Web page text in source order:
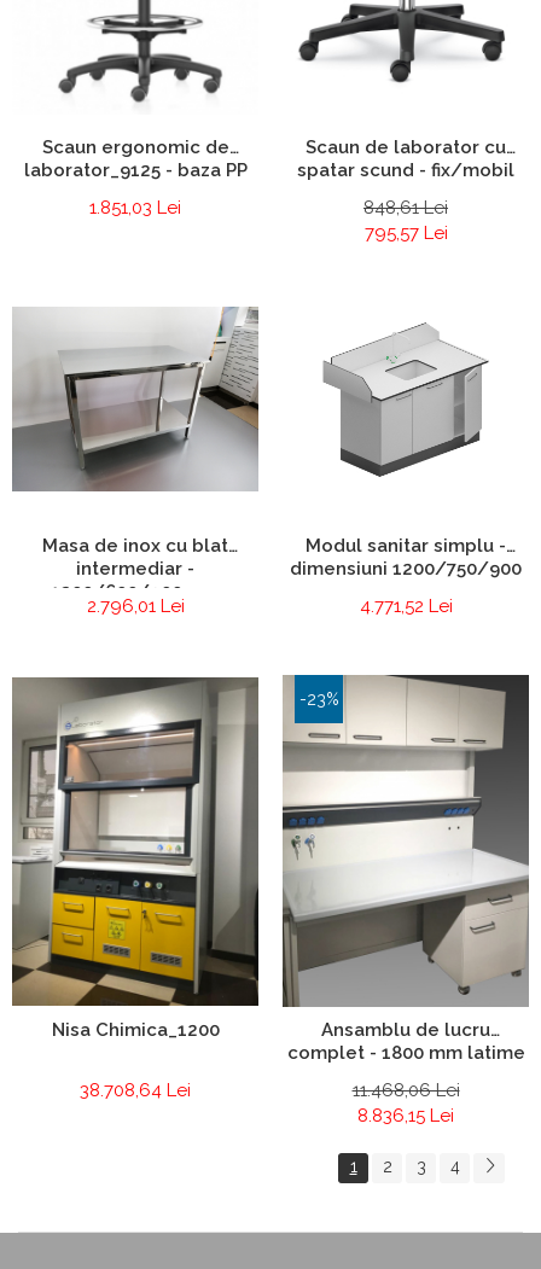
Scaun ergonomic de
laborator_9125 - baza PP
1.851,03 Lei
Scaun de laborator cu
spatar scund - fix/mobil
848,61 Lei
795,57 Lei
Masa de inox cu blat
intermediar -
1200/600/900 mm
2.796,01 Lei
Modul sanitar simplu -
dimensiuni 1200/750/900
4.771,52 Lei
Nisa Chimica_1200
38.708,64 Lei
-23%
Ansamblu de lucru
complet - 1800 mm latime
11.468,06 Lei
8.836,15 Lei
1 2 3 4